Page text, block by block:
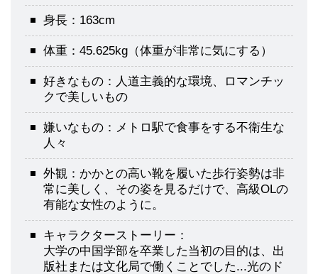
身長：163cm
体重：45.625kg（体重が非常に気にする）
好きなもの：人道主義的な環境、ロマンチッ
クで美しいもの
嫌いなもの：メトロ駅で食事をする不衛生な
人々
外観：かかとの高い靴を履いた歩行姿勢は非
常に美しく、その姿を見るだけで、高級OLの
有能な女性のように。
キャラクターストーリー：
大学の中国学部を卒業した当初の目的は、出
版社または文化局で働くことでした...光のド